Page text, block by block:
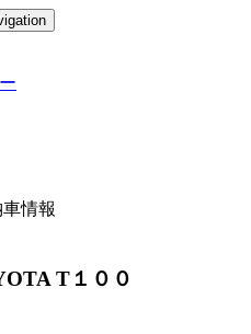
情報
T１００